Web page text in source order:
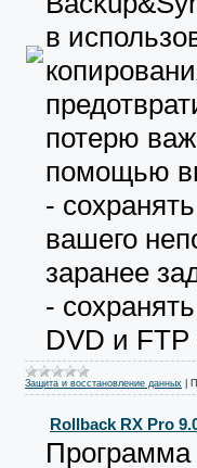
в
потерю
помощью
-
вашего
заранее
-
DVD и FTP
Защита и восстановление данных
Rollback RX Pro
Программа